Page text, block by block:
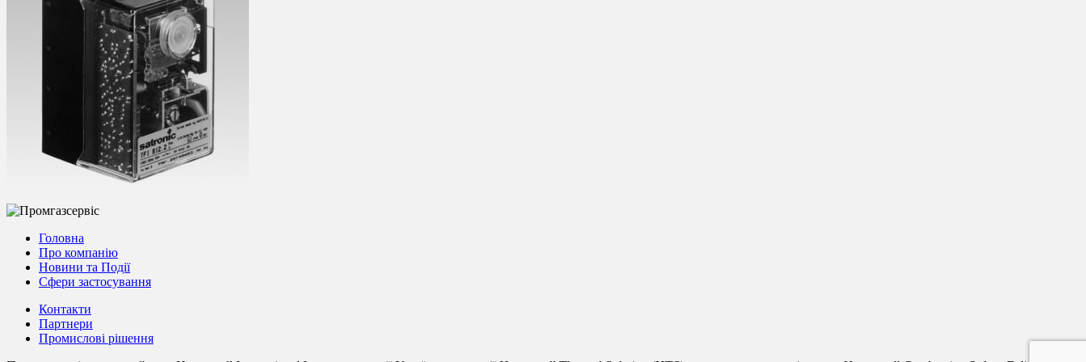
Головна
Про компанію
Новини та Події
Сфери застосування
Контакти
Партнери
Промислові рішення